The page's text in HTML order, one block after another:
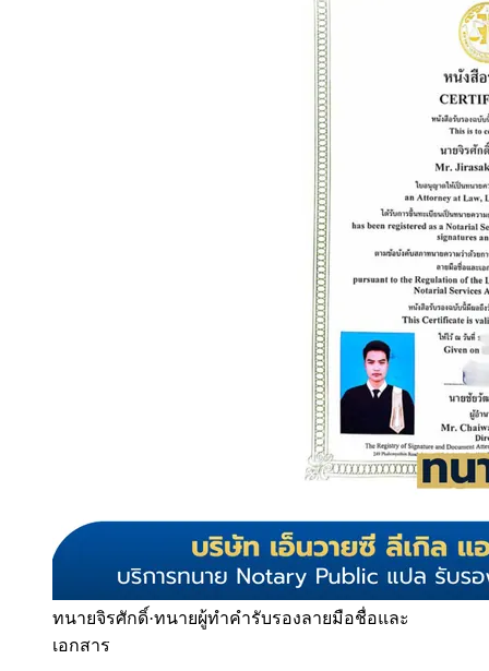
ทนายจิรศักดิ์·ทนายผู้ทำคำรับรองลายมือชื่อและ
เอกสาร